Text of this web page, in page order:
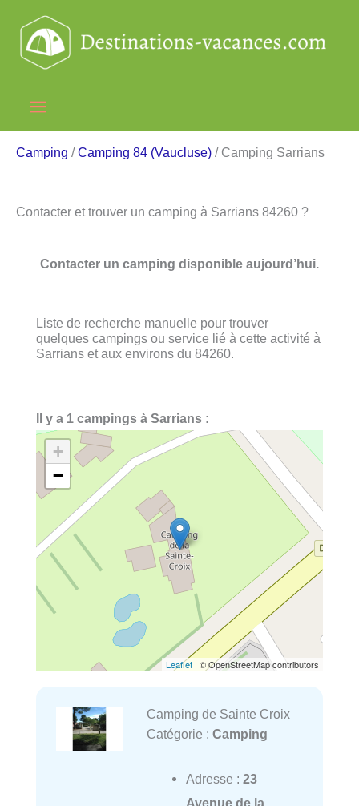
contenu
Menu
principal
Camping /Camping 84 (Vaucluse) / Camping Sarrians
Contacter et trouver un camping à Sarrians 84260 ?
Contacter un camping disponible aujourd’hui.
Liste de recherche manuelle pour trouver
quelques campings ou service lié à cette activité à
Sarrians et aux environs du 84260.
Il y a 1 campings à Sarrians :
+
−
Leaflet | © OpenStreetMap contributors
Camping de Sainte Croix
Catégorie : Camping
Adresse : 23
Avenue de la